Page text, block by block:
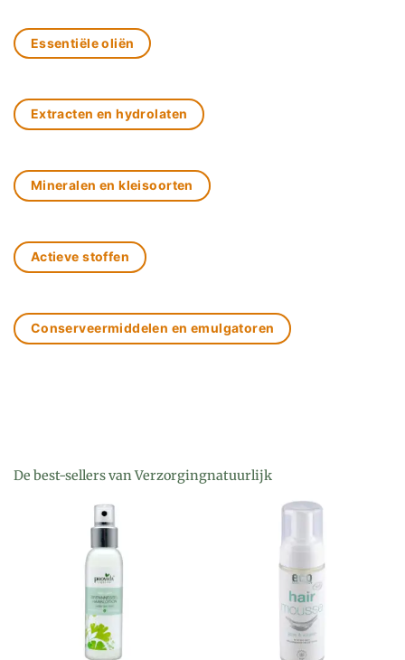
Essentiële oliën
Extracten en hydrolaten
Mineralen en kleisoorten
Actieve stoffen
Conserveermiddelen en emulgatoren
De best-sellers van Verzorgingnatuurlijk